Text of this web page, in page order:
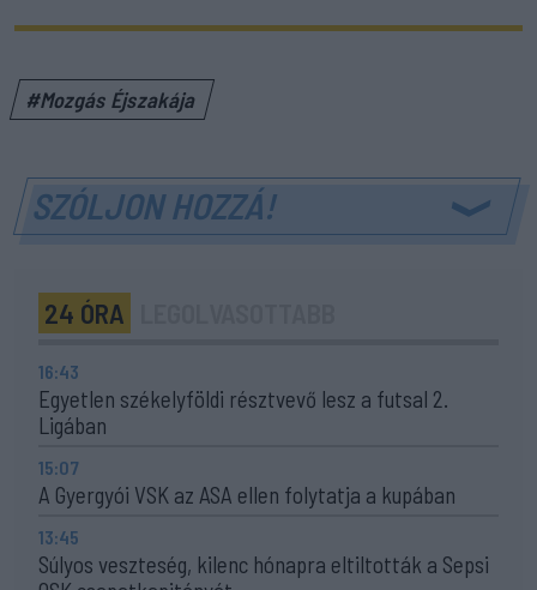
#Mozgás Éjszakája
SZÓLJON HOZZÁ!
24 ÓRA
16:43
Egyetlen székelyföldi résztvevő lesz a futsal 2.
Ligában
15:07
A Gyergyói VSK az ASA ellen folytatja a kupában
13:45
Súlyos veszteség, kilenc hónapra eltiltották a Sepsi